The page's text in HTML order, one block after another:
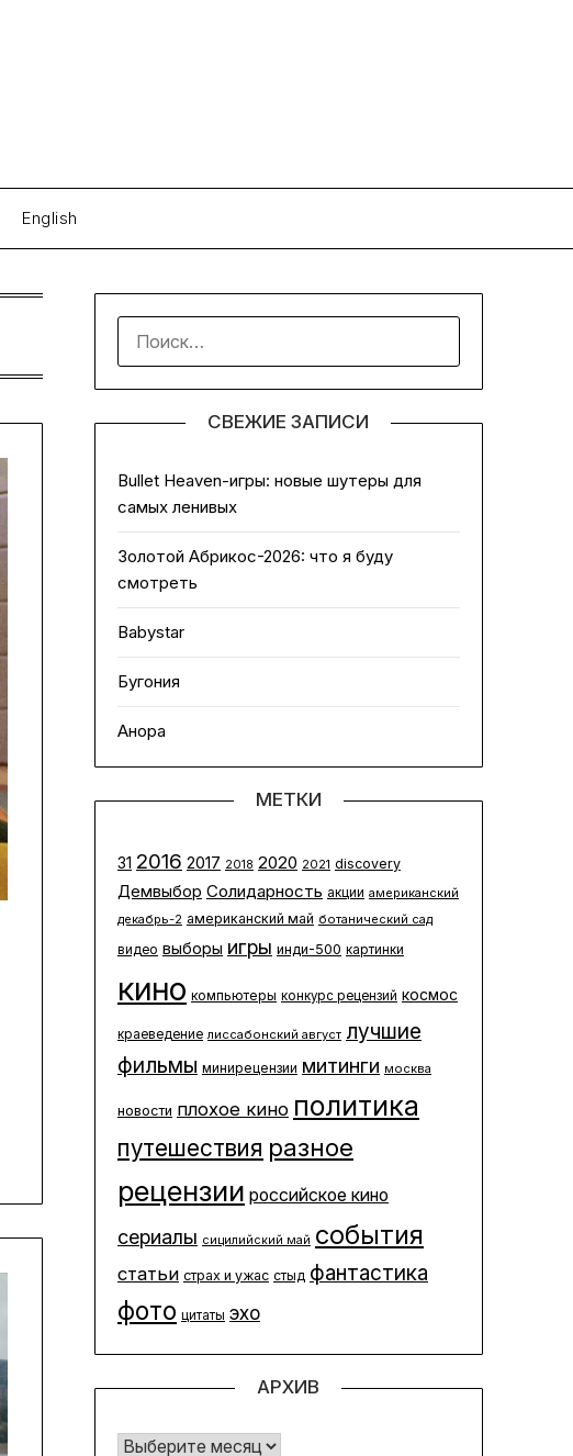
English
СВЕЖИЕ ЗАПИСИ
Bullet Heaven-игры: новые шутеры для
самых ленивых
Золотой Абрикос-2026: что я буду
смотреть
Babystar
Бугония
Анора
МЕТКИ
31 2016 2017 2018 2020 2021 discovery
Демвыбор Солидарность акции американский
декабрь-2 американский май ботанический сад
видео выборы игры инди-500 картинки
кино компьютеры конкурс рецензий космос
краеведение лиссабонский август лучшие
фильмы минирецензии митинги москва
новости плохое кино политика
путешествия разное
рецензии российское кино
сериалы сицилийский май события
статьи страх и ужас стыд фантастика
фото цитаты эхо
АРХИВ
Архив